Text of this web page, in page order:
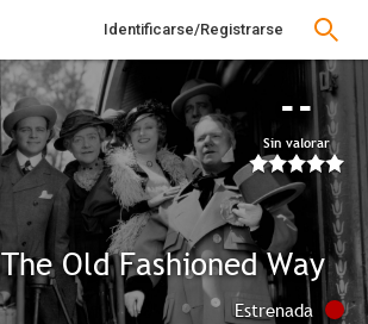
Identificarse/Registrarse
--
Sin valorar
The Old Fashioned Way
Estrenada